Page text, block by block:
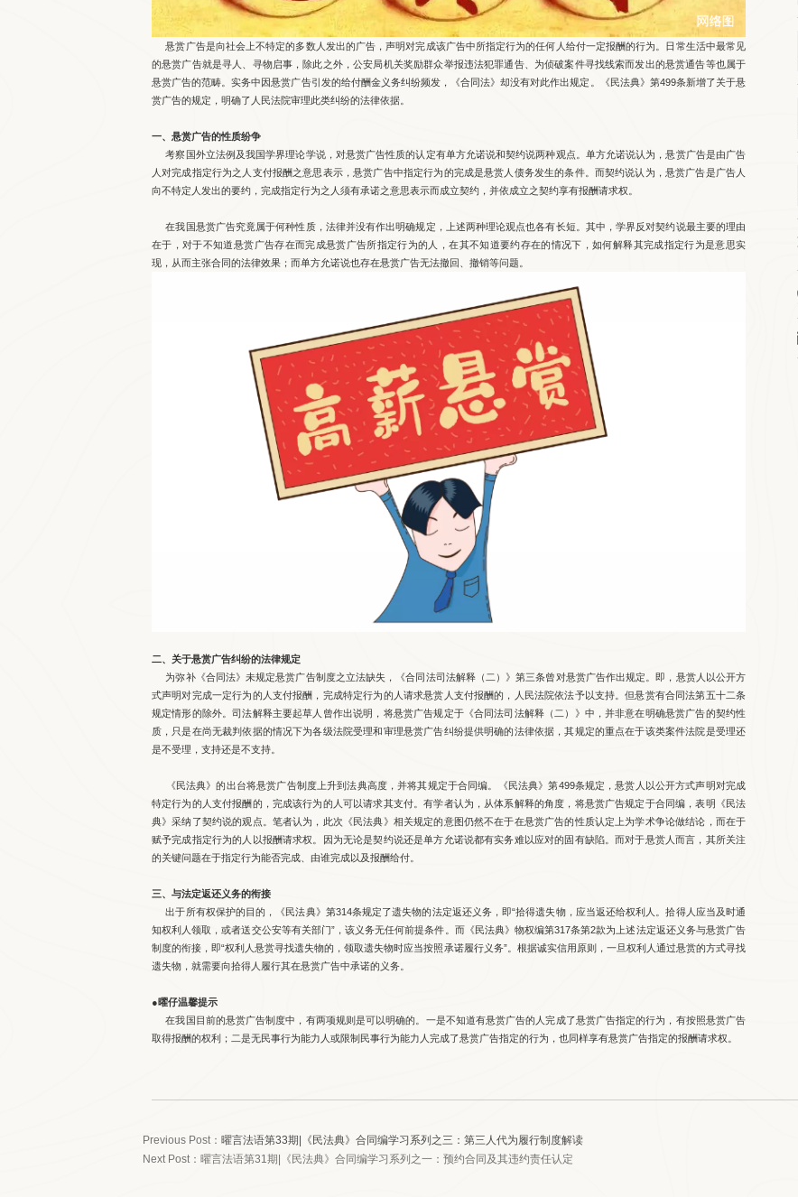
悬赏广告是向社会上不特定的多数人发出的广告，声明对完成该广告中所指定行为的任何人给付一定报酬的行为。日常生活中最常见
的悬赏广告就是寻人、寻物启事，除此之外，公安局机关奖励群众举报违法犯罪通告、为侦破案件寻找线索而发出的悬赏通告等也属于
悬赏广告的范畴。实务中因悬赏广告引发的给付酬金义务纠纷频发，《合同法》却没有对此作出规定。《民法典》第499条新增了关于悬
赏广告的规定，明确了人民法院审理此类纠纷的法律依据。
一、悬赏广告的性质纷争
考察国外立法例及我国学界理论学说，对悬赏广告性质的认定有单方允诺说和契约说两种观点。单方允诺说认为，悬赏广告是由广告
人对完成指定行为之人支付报酬之意思表示，悬赏广告中指定行为的完成是悬赏人债务发生的条件。而契约说认为，悬赏广告是广告人
向不特定人发出的要约，完成指定行为之人须有承诺之意思表示而成立契约，并依成立之契约享有报酬请求权。
在我国悬赏广告究竟属于何种性质，法律并没有作出明确规定，上述两种理论观点也各有长短。其中，学界反对契约说最主要的理由
在于，对于不知道悬赏广告存在而完成悬赏广告所指定行为的人，在其不知道要约存在的情况下，如何解释其完成指定行为是意思实
现，从而主张合同的法律效果；而单方允诺说也存在悬赏广告无法撤回、撤销等问题。
二、关于悬赏广告纠纷的法律规定
为弥补《合同法》未规定悬赏广告制度之立法缺失，《合同法司法解释（二）》第三条曾对悬赏广告作出规定。即，悬赏人以公开方
式声明对完成一定行为的人支付报酬，完成特定行为的人请求悬赏人支付报酬的，人民法院依法予以支持。但悬赏有合同法第五十二条
规定情形的除外。司法解释主要起草人曾作出说明，将悬赏广告规定于《合同法司法解释（二）》中，并非意在明确悬赏广告的契约性
质，只是在尚无裁判依据的情况下为各级法院受理和审理悬赏广告纠纷提供明确的法律依据，其规定的重点在于该类案件法院是受理还
是不受理，支持还是不支持。
《民法典》的出台将悬赏广告制度上升到法典高度，并将其规定于合同编。《民法典》第499条规定，悬赏人以公开方式声明对完成
特定行为的人支付报酬的，完成该行为的人可以请求其支付。有学者认为，从体系解释的角度，将悬赏广告规定于合同编，表明《民法
典》采纳了契约说的观点。笔者认为，此次《民法典》相关规定的意图仍然不在于在悬赏广告的性质认定上为学术争论做结论，而在于
赋予完成指定行为的人以报酬请求权。因为无论是契约说还是单方允诺说都有实务难以应对的固有缺陷。而对于悬赏人而言，其所关注
的关键问题在于指定行为能否完成、由谁完成以及报酬给付。
三、与法定返还义务的衔接
出于所有权保护的目的，《民法典》第314条规定了遗失物的法定返还义务，即“拾得遗失物，应当返还给权利人。拾得人应当及时通
知权利人领取，或者送交公安等有关部门”，该义务无任何前提条件。而《民法典》物权编第317条第2款为上述法定返还义务与悬赏广告
制度的衔接，即“权利人悬赏寻找遗失物的，领取遗失物时应当按照承诺履行义务”。根据诚实信用原则，一旦权利人通过悬赏的方式寻找
遗失物，就需要向拾得人履行其在悬赏广告中承诺的义务。
●曜仔温馨提示
在我国目前的悬赏广告制度中，有两项规则是可以明确的。一是不知道有悬赏广告的人完成了悬赏广告指定的行为，有按照悬赏广告
取得报酬的权利；二是无民事行为能力人或限制民事行为能力人完成了悬赏广告指定的行为，也同样享有悬赏广告指定的报酬请求权。
Previous Post：曜言法语第33期|《民法典》合同编学习系列之三：第三人代为履行制度解读
Next Post：曜言法语第31期|《民法典》合同编学习系列之一：预约合同及其违约责任认定